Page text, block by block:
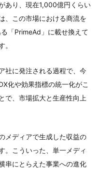
あり、現在1,000億円くらい
、この市場における商流を
「PrimeAd」に載せ換えて
。
社に発注される過程で、今
化や効果指標の統一化がこ
で、市場拡大と生産性向上
メディアで生成した収益の
。こういった、単一メディ
串にとらえた事業への進化